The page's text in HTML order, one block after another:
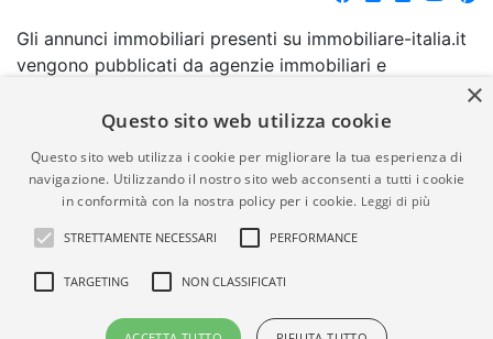
Gli annunci immobiliari presenti su immobiliare-italia.it
vengono pubblicati da agenzie immobiliari e
comporta l'approvazione o l'avallo da parte di
garanzia da parte di quest'ultima. immobiliare-italia.it
quindi non è responsabile della veridicità, della
correttezza, della completezza, della normativa in
materia di privacy e/o di alcun altro aspetto dei
suddetti annunci.
© Copyright 2007 - 2026
Powered by
×
Questo sito web utilizza cookie
Questo sito web utilizza i cookie per migliorare la tua esperienza di
navigazione. Utilizzando il nostro sito web acconsenti a tutti i cookie
in conformità con la nostra policy per i cookie. Leggi di più
STRETTAMENTE NECESSARI PERFORMANCE
TARGETING NON CLASSIFICATI